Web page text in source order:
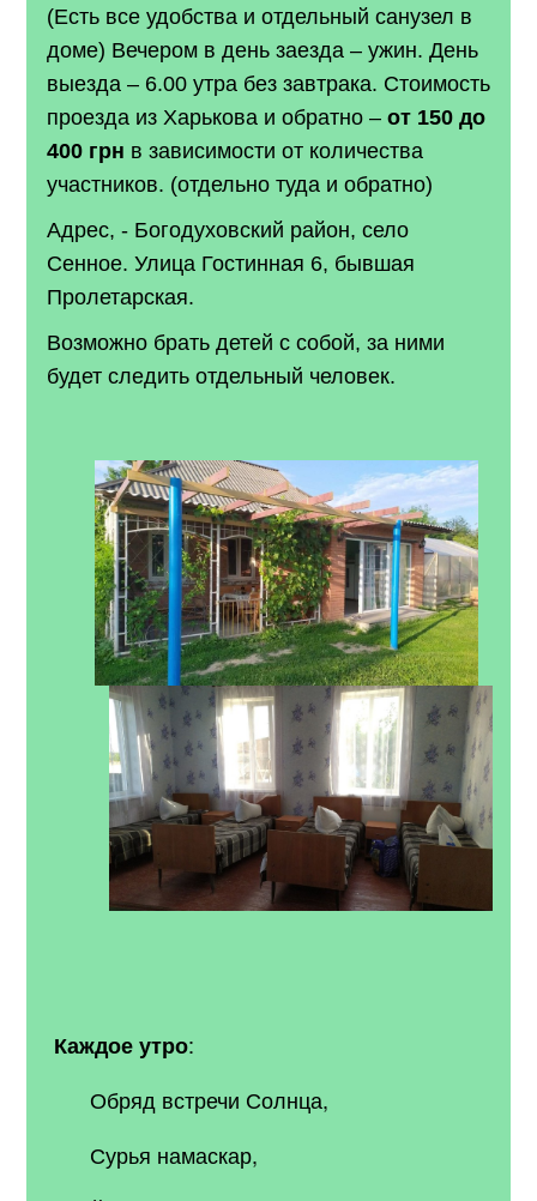
(Есть все удобства и отдельный санузел в
доме) Вечером в день заезда – ужин. День
выезда – 6.00 утра без завтрака. Стоимость
проезда из Харькова и обратно –от 150 до
400 грн в зависимости от количества
участников. (отдельно туда и обратно)
Адрес, - Богодуховский район, село
Сенное. Улица Гостинная 6, бывшая
Пролетарская.
Возможно брать детей с собой, за ними
будет следить отдельный человек.
Каждое утро:
Обряд встречи Солнца,
Сурья намаскар,